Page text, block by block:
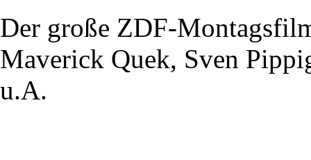
Der große ZDF-
Maverick Quek, Sven
u.A.